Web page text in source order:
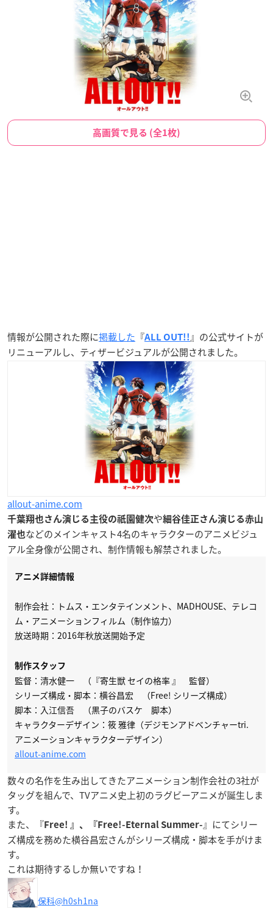
高画質で見る (全1枚)
情報が公開された際に掲載した 『ALL OUT!!』の公式サイトが
リニューアルし、ティザービジュアルが公開されました。
allout-anime.com
千葉翔也さん演じる主役の祇園健次や細谷佳正さん演じる赤山
濯也などのメインキャスト4名のキャラクターのアニメビジュ
アル全身像が公開され、制作情報も解禁されました。
アニメ詳細情報
制作会社：トムス・エンタテインメント、MADHOUSE、テレコ
ム・アニメーションフィルム（制作協力）
放送時期： 2016年秋放送開始予定
制作スタッフ
監督：清水健一 （『寄生獣 セイの格率 』 監督）
シリーズ構成・脚本：横谷昌宏 （Free! シリーズ構成）
脚本：入江信吾 （黒子のバスケ 脚本）
キャラクターデザイン：筱 雅律（デジモンアドベンチャーtri.
アニメーションキャラクターデザイン）
allout-anime.com
数々の名作を生み出してきたアニメーション制作会社の3社が
タッグを組んで、TVアニメ史上初のラグビーアニメが誕生しま
す。
また、『 Free! 』、『Free!-Eternal Summer-』にてシリー
ズ構成を務めた横谷昌宏さんがシリーズ構成・脚本を手がけま
す。
これは期待するしか無いですね！
保科@h0sh1na